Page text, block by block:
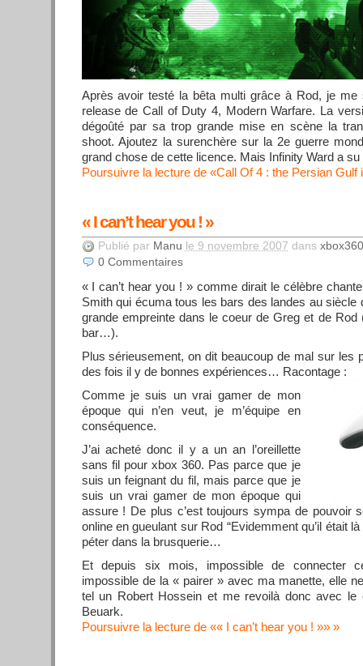
Après avoir testé la bêta multi grâce à Rod, je
release de Call of Duty 4, Modern Warfare. La
dégoûté par sa trop grande mise en scène la
shoot. Ajoutez la surenchère sur la 2e guerre
grand chose de cette licence. Mais Infinity Ward a su
Poursuivre la lecture de «Call Of 4 : the Persian Gulf
« I can’t hear you ! »
Publié par Manu le 9 novembre 2007 dans xbox360
0 Commentaires
« I can’t hear you ! » comme dirait le célèbre
Smith qui écuma tous les bars des landes au siècle
grande empreinte dans le coeur de Greg et de Rod
bar…).
Plus sérieusement, on dit beaucoup de mal sur les
des fois il y de bonnes expériences… Racontage :
Comme je suis un vrai gamer de mon
époque qui n’en veut, je m’équipe en
conséquence.
J’ai acheté donc il y a un an l’oreillette
sans fil pour xbox 360. Pas parce que je
suis un feignant du fil, mais parce que je
suis un vrai gamer de mon époque qui
assure ! De plus c’est toujours sympa de pouvoir
online en gueulant sur Rod “Evidemment qu’il était
péter dans la brusquerie…
Et depuis six mois, impossible de connecter
impossible de la « pairer » avec ma manette, elle
tel un Robert Hossein et me revoilà donc avec
Beuark.
Poursuivre la lecture de «« I can’t hear you ! »»